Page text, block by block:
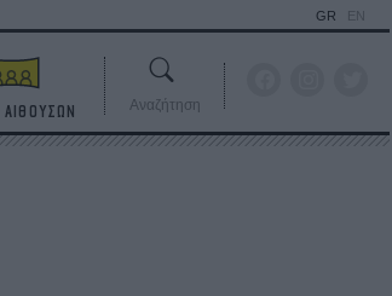
GR EN
Αναζήτηση